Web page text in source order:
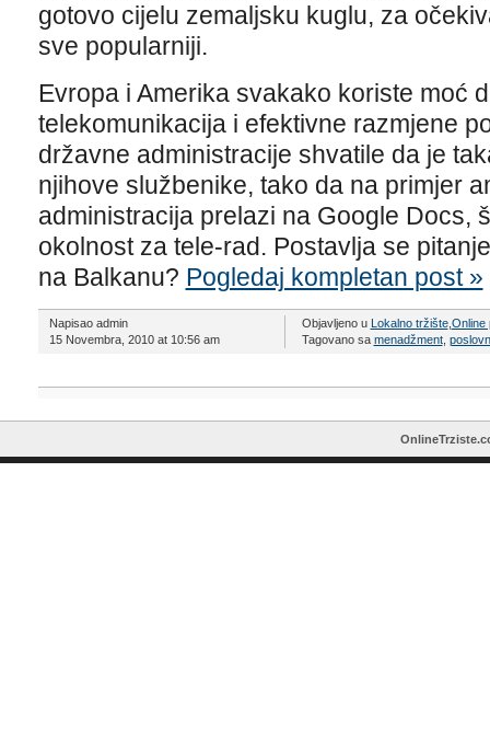
gotovo cijelu zemaljsku kuglu, za
sve popularniji.
Evropa i Amerika svakako koriste moć
telekomunikacija i efektivne razmjene
državne administracije shvatile da je
njihove službenike, tako da na primjer
administracija prelazi na Google Docs,
okolnost za tele-rad. Postavlja se
na Balkanu? Pogledaj kompletan post »
Napisao admin
15 Novembra, 2010 at 10:56 am
Objavljeno u Lokalno tržište, Online
Tagovano sa menadžment,